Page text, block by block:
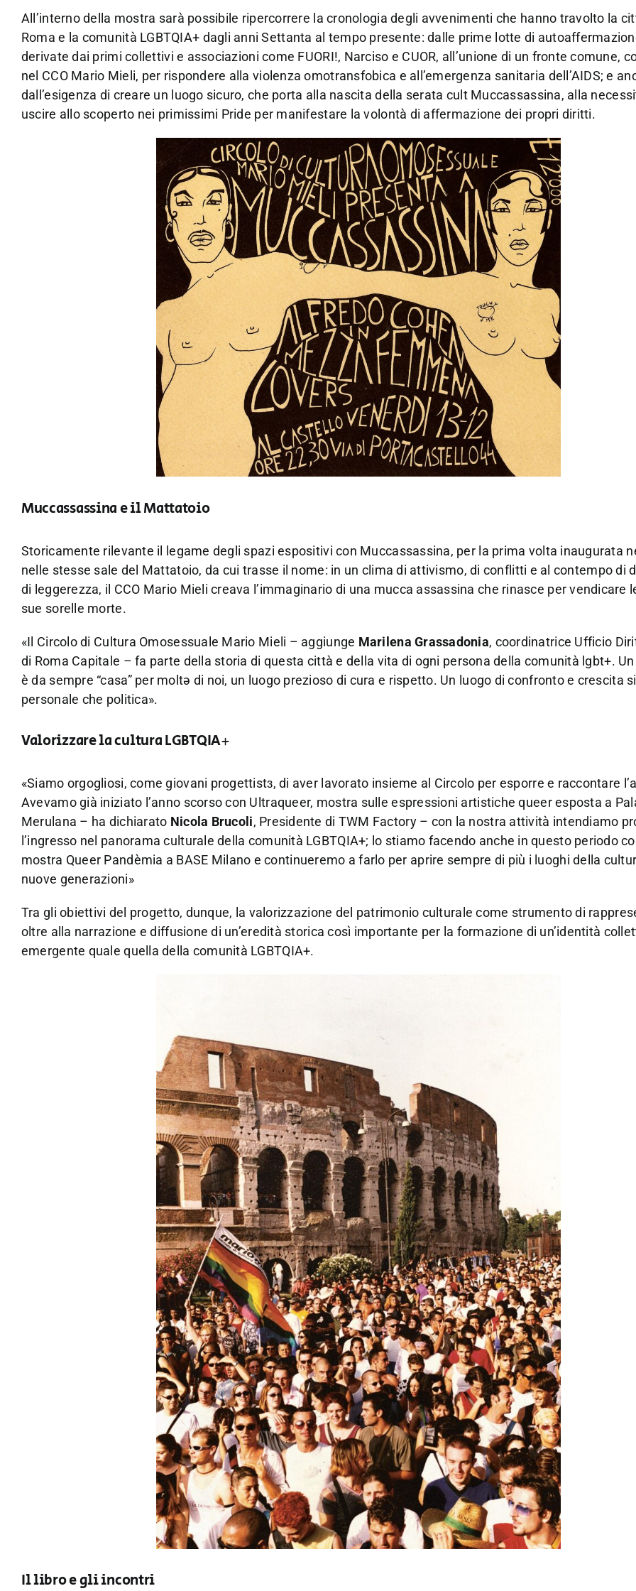
All’interno della mostra sarà possibile ripercorrere la cronologia degli avvenimenti che hanno travolto la
Roma e la comunità LGBTQIA+ dagli anni Settanta al tempo presente: dalle prime lotte di
derivate dai primi collettivi e associazioni come FUORI!, Narciso e CUOR, all’unione di un fronte comune,
nel CCO Mario Mieli, per rispondere alla violenza omotransfobica e all’emergenza sanitaria dell’AIDS; e
dall’esigenza di creare un luogo sicuro, che porta alla nascita della serata cult Muccassassina, alla
uscire allo scoperto nei primissimi Pride per manifestare la volontà di affermazione dei propri diritti.
Muccassassina e il Mattatoio
Storicamente rilevante il legame degli spazi espositivi con Muccassassina, per la prima volta inaugurata
nelle stesse sale del Mattatoio, da cui trasse il nome: in un clima di attivismo, di conflitti e al contempo di
di leggerezza, il CCO Mario Mieli creava l’immaginario di una mucca assassina che rinasce per vendicare
sue sorelle morte.
«Il Circolo di Cultura Omosessuale Mario Mieli – aggiunge Marilena Grassadonia, coordinatrice Ufficio
di Roma Capitale – fa parte della storia di questa città e della vita di ogni persona della comunità lgbt+.
è da sempre “casa” per moltə di noi, un luogo prezioso di cura e rispetto. Un luogo di confronto e crescita
personale che politica».
Valorizzare la cultura LGBTQIA+
«Siamo orgogliosi, come giovani progettistɜ, di aver lavorato insieme al Circolo per esporre e raccontare
Avevamo già iniziato l’anno scorso con Ultraqueer, mostra sulle espressioni artistiche queer esposta a
Merulana – ha dichiarato Nicola Brucoli, Presidente di TWM Factory – con la nostra attività intendiamo
l’ingresso nel panorama culturale della comunità LGBTQIA+; lo stiamo facendo anche in questo periodo
mostra Queer Pandèmia a BASE Milano e continueremo a farlo per aprire sempre di più i luoghi della
nuove generazioni»
Tra gli obiettivi del progetto, dunque, la valorizzazione del patrimonio culturale come strumento di
oltre alla narrazione e diffusione di un’eredità storica così importante per la formazione di un’identità
emergente quale quella della comunità LGBTQIA+.
Il libro e gli incontri